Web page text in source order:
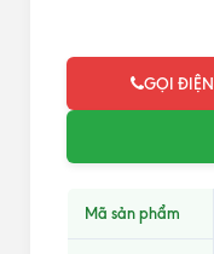
GỌI ĐIỆN
Mã sản phẩm